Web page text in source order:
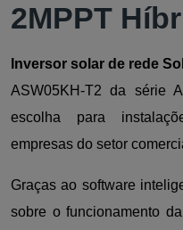
2MPPT
Inversor solar de rede
ASW05KH-T2 da série
escolha para
empresas do setor
Graças ao software
sobre o funcionamento